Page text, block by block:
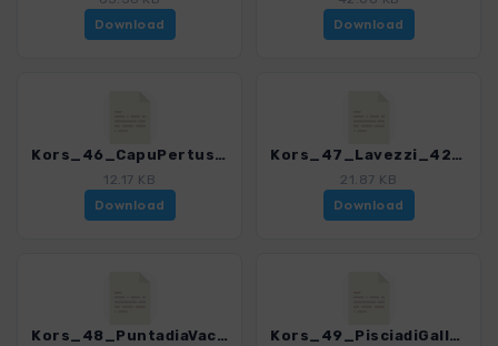
Download
Download
Kors_46_CapuPertusato_4280_18.gpx
12.17 KB
Download
Kors_47_Lavezzi_4280_18.gpx
21.87 KB
Download
Kors_48_PuntadiaVaccaMorta_4280_18.gpx Kors_49_PisciadiGallo_4280_18.gpx